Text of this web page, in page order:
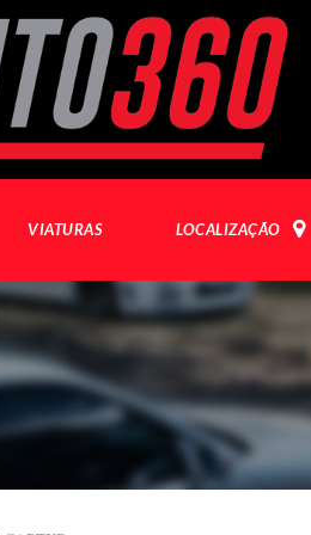
VIATURAS LOCALIZAÇÃO